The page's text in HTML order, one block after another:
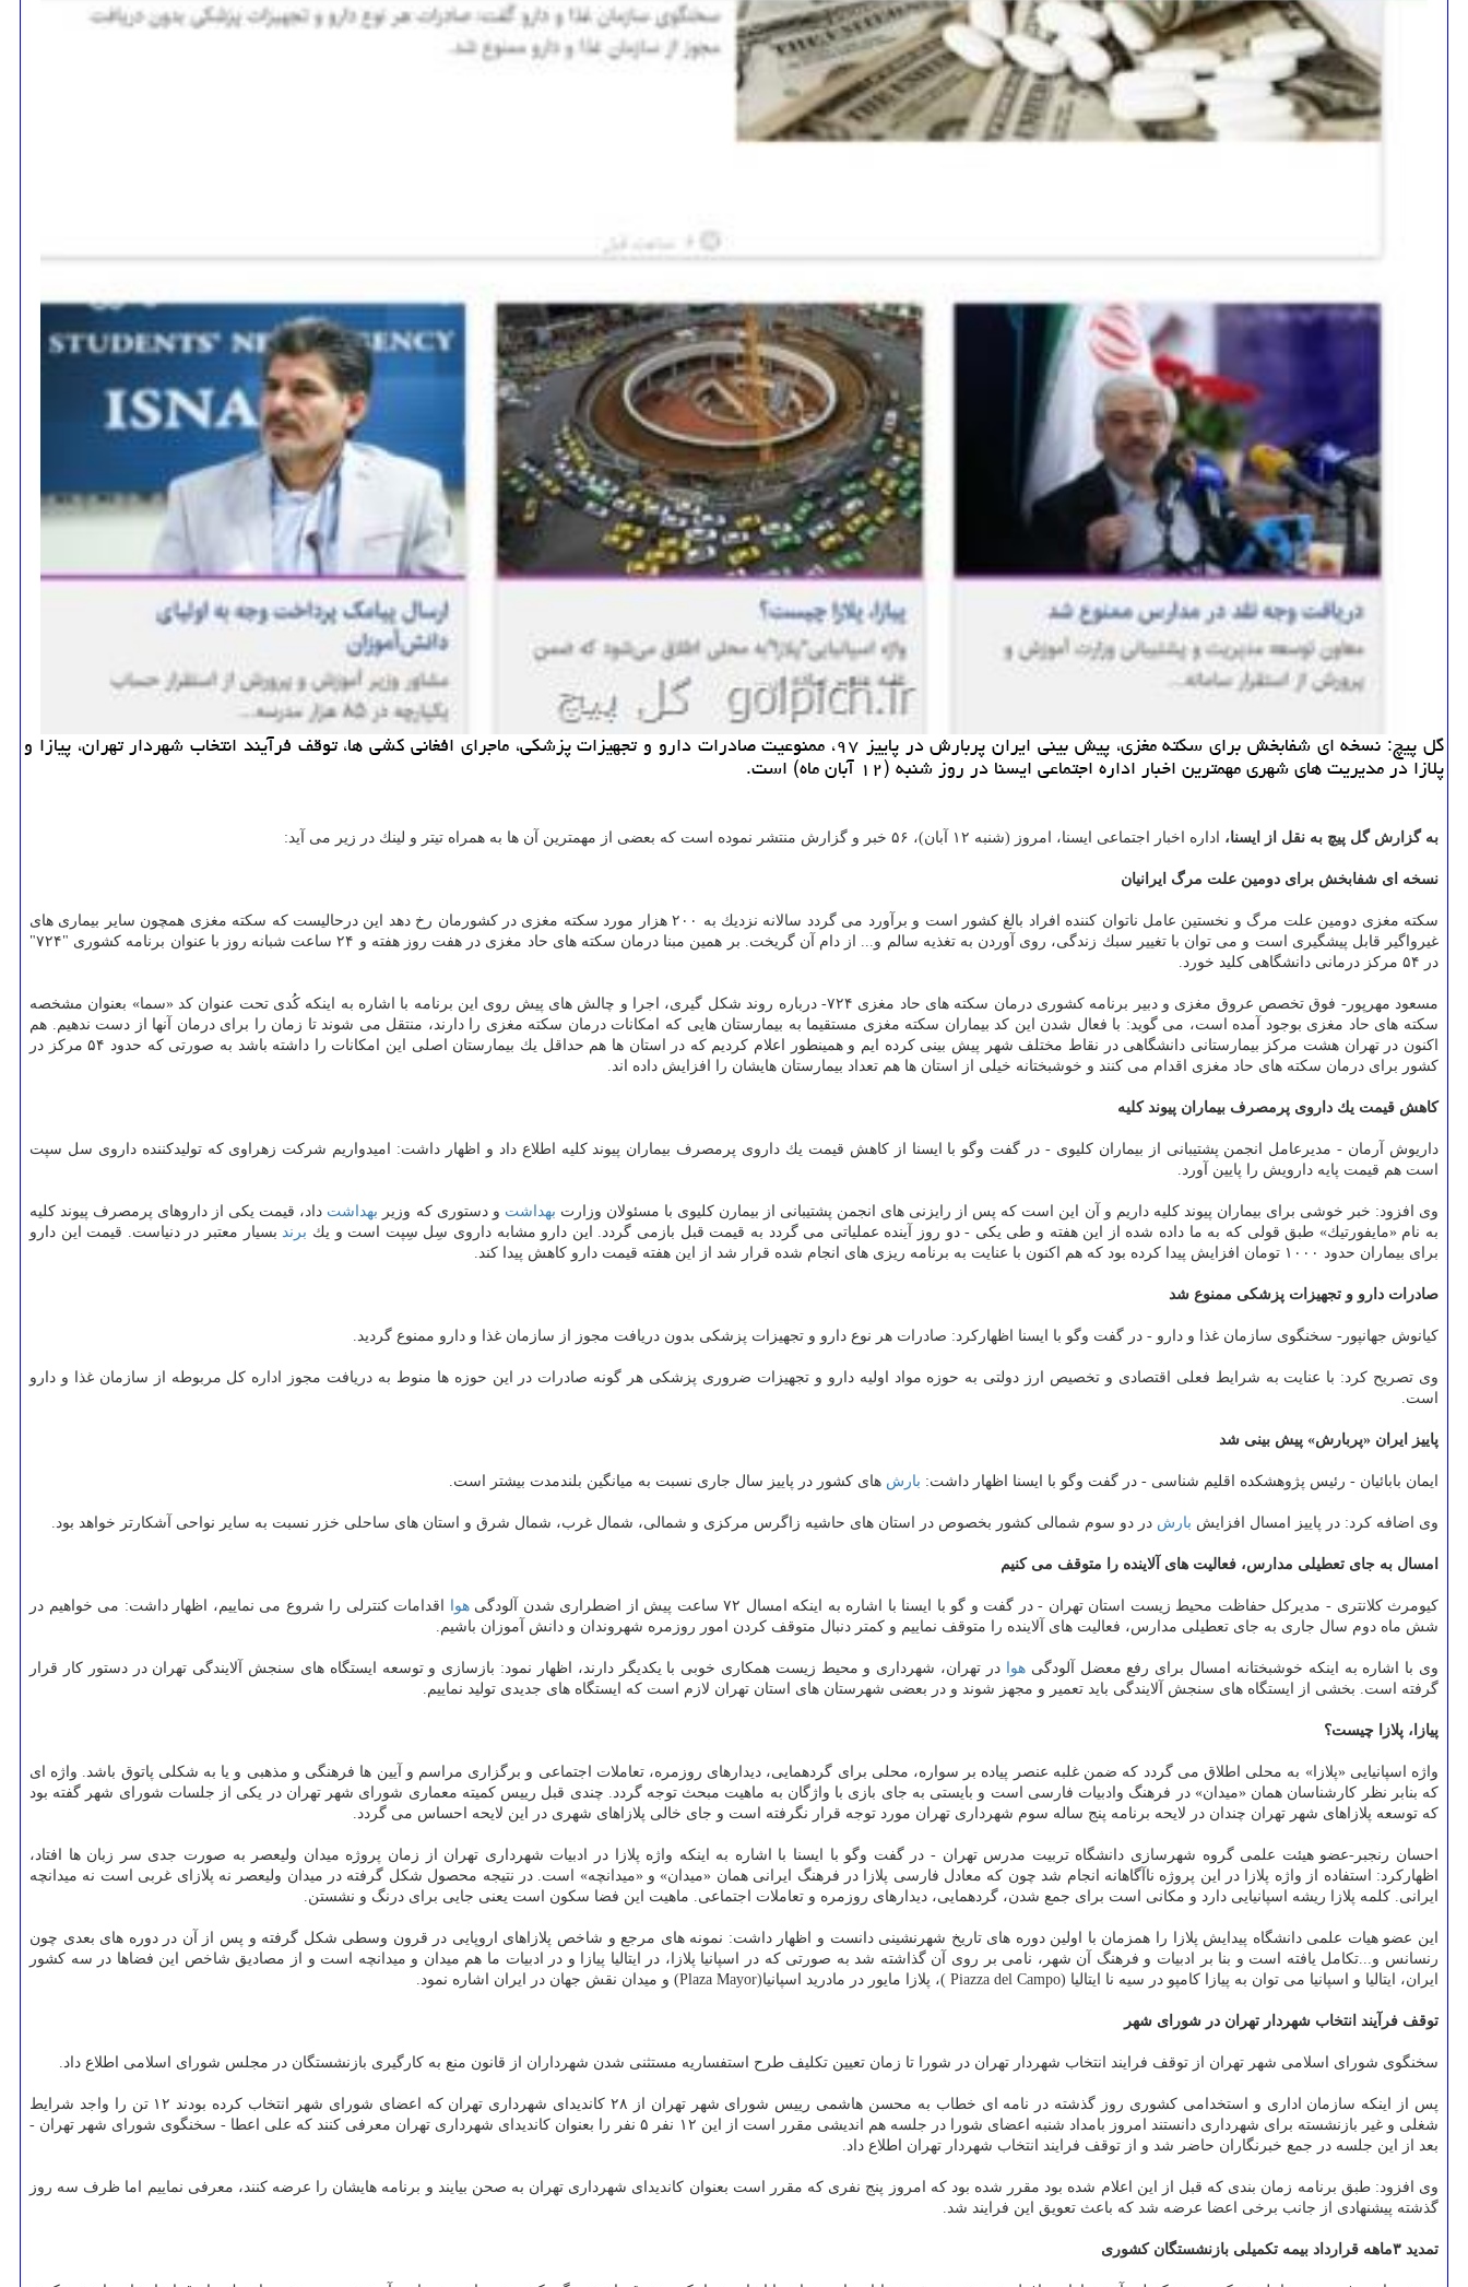
گل پیچ: نسخه ای شفابخش برای سكته مغزی، پیش بینی ایران پربارش در پاییز ۹۷، ممنوعیت صادرات دارو و تجهیزات پزشكی، ماجرای افغانی كشی ها، توقف فرآیند انتخاب شهردار تهران، پیازا و
پلازا در مدیریت های شهری مهمترین اخبار اداره اجتماعی ایسنا در روز شنبه (۱۲ آبان ماه) است.
به گزارش گل پیچ به نقل از ایسنا، اداره اخبار اجتماعی ایسنا، امروز (شنبه ۱۲ آبان)، ۵۶ خبر و گزارش منتشر نموده است كه بعضی از مهمترین آن ها به همراه تیتر و لینك در زیر می آید:
نسخه ای شفابخش برای دومین علت مرگ ایرانیان
سكته مغزی دومین علت مرگ و نخستین عامل ناتوان كننده افراد بالغ كشور است و برآورد می گردد سالانه نزدیك به ۲۰۰ هزار مورد سكته مغزی در كشورمان رخ دهد این درحالیست كه سكته مغزی همچون سایر بیماری های
غیرواگیر قابل پیشگیری است و می توان با تغییر سبك زندگی، روی آوردن به تغذیه سالم و... از دام آن گریخت. بر همین مبنا درمان سكته های حاد مغزی در هفت روز هفته و ۲۴ ساعت شبانه روز با عنوان برنامه كشوری "۷۲۴"
در ۵۴ مركز درمانی دانشگاهی كلید خورد.
مسعود مهرپور- فوق تخصص عروق مغزی و دبیر برنامه كشوری درمان سكته های حاد مغزی ۷۲۴- درباره روند شكل گیری، اجرا و چالش های پیش روی این برنامه با اشاره به اینكه كُدی تحت عنوان كد «سما» بعنوان مشخصه
سكته های حاد مغزی بوجود آمده است، می گوید: با فعال شدن این كد بیماران سكته مغزی مستقیما به بیمارستان هایی كه امكانات درمان سكته مغزی را دارند، منتقل می شوند تا زمان را برای درمان آنها از دست ندهیم. هم
اكنون در تهران هشت مركز بیمارستانی دانشگاهی در نقاط مختلف شهر پیش بینی كرده ایم و همینطور اعلام كردیم كه در استان ها هم حداقل یك بیمارستان اصلی این امكانات را داشته باشد به صورتی كه حدود ۵۴ مركز در
كشور برای درمان سكته های حاد مغزی اقدام می كنند و خوشبختانه خیلی از استان ها هم تعداد بیمارستان هایشان را افزایش داده اند.
كاهش قیمت یك داروی پرمصرف بیماران پیوند كلیه
داریوش آرمان - مدیرعامل انجمن پشتیبانی از بیماران كلیوی - در گفت وگو با ایسنا از كاهش قیمت یك داروی پرمصرف بیماران پیوند كلیه اطلاع داد و اظهار داشت: امیدواریم شركت زهراوی كه تولیدكننده داروی سل سپت
است هم قیمت پایه دارویش را پایین آورد.
وی افزود: خبر خوشی برای بیماران پیوند كلیه داریم و آن این است كه پس از رایزنی های انجمن پشتیبانی از بیمارن كلیوی با مسئولان وزارت بهداشت و دستوری كه وزیر بهداشت داد، قیمت یكی از داروهای پرمصرف پیوند كلیه
به نام «مایفورتیك» طبق قولی كه به ما داده شده از این هفته و طی یكی - دو روز آینده عملیاتی می گردد به قیمت قبل بازمی گردد. این دارو مشابه داروی سِل سِپت است و یك برندبسیار معتبر در دنیاست. قیمت این دارو
برای بیماران حدود ۱۰۰۰ تومان افزایش پیدا كرده بود كه هم اكنون با عنایت به برنامه ریزی های انجام شده قرار شد از این هفته قیمت دارو كاهش پیدا كند.
صادرات دارو و تجهیزات پزشكی ممنوع شد
كیانوش جهانپور- سخنگوی سازمان غذا و دارو - در گفت وگو با ایسنا اظهاركرد: صادرات هر نوع دارو و تجهیزات پزشكی بدون دریافت مجوز از سازمان غذا و دارو ممنوع گردید.
وی تصریح كرد: با عنایت به شرایط فعلی اقتصادی و تخصیص ارز دولتی به حوزه مواد اولیه دارو و تجهیزات ضروری پزشكی هر گونه صادرات در این حوزه ها منوط به دریافت مجوز اداره كل مربوطه از سازمان غذا و دارو
است.
پاییز ایران «پربارش» پیش بینی شد
ایمان بابائیان - رئیس پژوهشكده اقلیم شناسی - در گفت وگو با ایسنا اظهار داشت: بارش های كشور در پاییز سال جاری نسبت به میانگین بلندمدت بیشتر است.
وی اضافه كرد: در پاییز امسال افزایش بارش در دو سوم شمالی كشور بخصوص در استان های حاشیه زاگرس مركزی و شمالی، شمال غرب، شمال شرق و استان های ساحلی خزر نسبت به سایر نواحی آشكارتر خواهد بود.
امسال به جای تعطیلی مدارس، فعالیت های آلاینده را متوقف می كنیم
كیومرث كلانتری - مدیركل حفاظت محیط زیست استان تهران - در گفت و گو با ایسنا با اشاره به اینكه امسال ۷۲ ساعت پیش از اضطراری شدن آلودگی هوا
اقدامات كنترلی را شروع می نماییم، اظهار داشت: می خواهیم در
شش ماه دوم سال جاری به جای تعطیلی مدارس، فعالیت های آلاینده را متوقف نماییم و كمتر دنبال متوقف كردن امور روزمره شهروندان و دانش آموزان باشیم.
وی با اشاره به اینكه خوشبختانه امسال برای رفع معضل آلودگیهوا
در تهران، شهرداری و محیط زیست همكاری خوبی با یكدیگر دارند، اظهار نمود: بازسازی و توسعه ایستگاه های سنجش آلایندگی تهران در دستور كار قرار
گرفته است. بخشی از ایستگاه های سنجش آلایندگی باید تعمیر و مجهز شوند و در بعضی شهرستان های استان تهران لازم است كه ایستگاه های جدیدی تولید نماییم.
پیازا، پلازا چیست؟
واژه اسپانیایی «پلازا» به محلی اطلاق می گردد كه ضمن غلبه عنصر پیاده بر سواره، محلی برای گردهمایی، دیدارهای روزمره، تعاملات اجتماعی و برگزاری مراسم و آیین ها فرهنگی و مذهبی و یا به شكلی پاتوق باشد. واژه ای
كه بنابر نظر كارشناسان همان «میدان» در فرهنگ وادبیات فارسی است و بایستی به جای بازی با واژگان به ماهیت مبحث توجه گردد. چندی قبل رییس كمیته معماری شورای شهر تهران در یكی از جلسات شورای شهر گفته بود
كه توسعه پلازاهای شهر تهران چندان در لایحه برنامه پنج ساله سوم شهرداری تهران مورد توجه قرار نگرفته است و جای خالی پلازاهای شهری در این لایحه احساس می گردد.
احسان رنجبر-عضو هیئت علمی گروه شهرسازی دانشگاه تربیت مدرس تهران - در گفت وگو با ایسنا با اشاره به اینكه واژه پلازا در ادبیات شهرداری تهران از زمان پروژه میدان ولیعصر به صورت جدی سر زبان ها افتاد،
اظهاركرد: استفاده از واژه پلازا در این پروژه ناآگاهانه انجام شد چون كه معادل فارسی پلازا در فرهنگ ایرانی همان «میدان» و «میدانچه» است. در نتیجه محصول شكل گرفته در میدان ولیعصر نه پلازای غربی است نه میدانچه
ایرانی. كلمه پلازا ریشه اسپانیایی دارد و مكانی است برای جمع شدن، گردهمایی، دیدارهای روزمره و تعاملات اجتماعی. ماهیت این فضا سكون است یعنی جایی برای درنگ و نشستن.
این عضو هیات علمی دانشگاه پیدایش پلازا را همزمان با اولین دوره های تاریخ شهرنشینی دانست و اظهار داشت: نمونه های مرجع و شاخص پلازاهای اروپایی در قرون وسطی شكل گرفته و پس از آن در دوره های بعدی چون
رنسانس و...تكامل یافته است و بنا بر ادبیات و فرهنگ آن شهر، نامی بر روی آن گذاشته شد به صورتی كه در اسپانیا پلازا، در ایتالیا پیازا و در ادبیات ما هم میدان و میدانچه است و از مصادیق شاخص این فضاها در سه كشور
ایران، ایتالیا و اسپانیا می توان به پیازا كامپو در سیه نا ایتالیا (Piazza del Campo )، پلازا مایور در مادرید اسپانیا(Plaza Mayor) و میدان نقش جهان در ایران اشاره نمود.
توقف فرآیند انتخاب شهردار تهران در شورای شهر
سخنگوی شورای اسلامی شهر تهران از توقف فرایند انتخاب شهردار تهران در شورا تا زمان تعیین تكلیف طرح استفساریه مستثنی شدن شهرداران از قانون منع به كارگیری بازنشستگان در مجلس شورای اسلامی اطلاع داد.
پس از اینكه سازمان اداری و استخدامی كشوری روز گذشته در نامه ای خطاب به محسن هاشمی رییس شورای شهر تهران از ۲۸ كاندیدای شهرداری تهران كه اعضای شورای شهر انتخاب كرده بودند ۱۲ تن را واجد شرایط
شغلی و غیر بازنشسته برای شهرداری دانستند امروز بامداد شنبه اعضای شورا در جلسه هم اندیشی مقرر است از این ۱۲ نفر ۵ نفر را بعنوان كاندیدای شهرداری تهران معرفی كنند كه علی اعطا - سخنگوی شورای شهر تهران -
بعد از این جلسه در جمع خبرنگاران حاضر شد و از توقف فرایند انتخاب شهردار تهران اطلاع داد.
وی افزود: طبق برنامه زمان بندی كه قبل از این اعلام شده بود مقرر شده بود كه امروز پنج نفری كه مقرر است بعنوان كاندیدای شهرداری تهران به صحن بیایند و برنامه هایشان را عرضه كنند، معرفی نماییم اما ظرف سه روز
گذشته پیشنهادی از جانب برخی اعضا عرضه شد كه باعث تعویق این فرایند شد.
تمدید ۳ماهه قرارداد بیمه تكمیلی بازنشستگان كشوری